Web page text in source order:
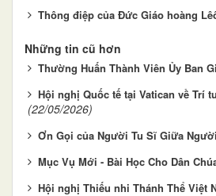
Thông điệp của Đức Giáo hoàng
Những tin cũ hơn
Thường Huấn Thành Viên Ủy Ban
Hội nghị Quốc tế tại Vatican về Trí
(22/05/2026)
Ơn Gọi của Người Tu Sĩ Giữa
Mục Vụ Mới - Bài Học Cho Dân
Hội nghị Thiếu nhi Thánh Thể Việt